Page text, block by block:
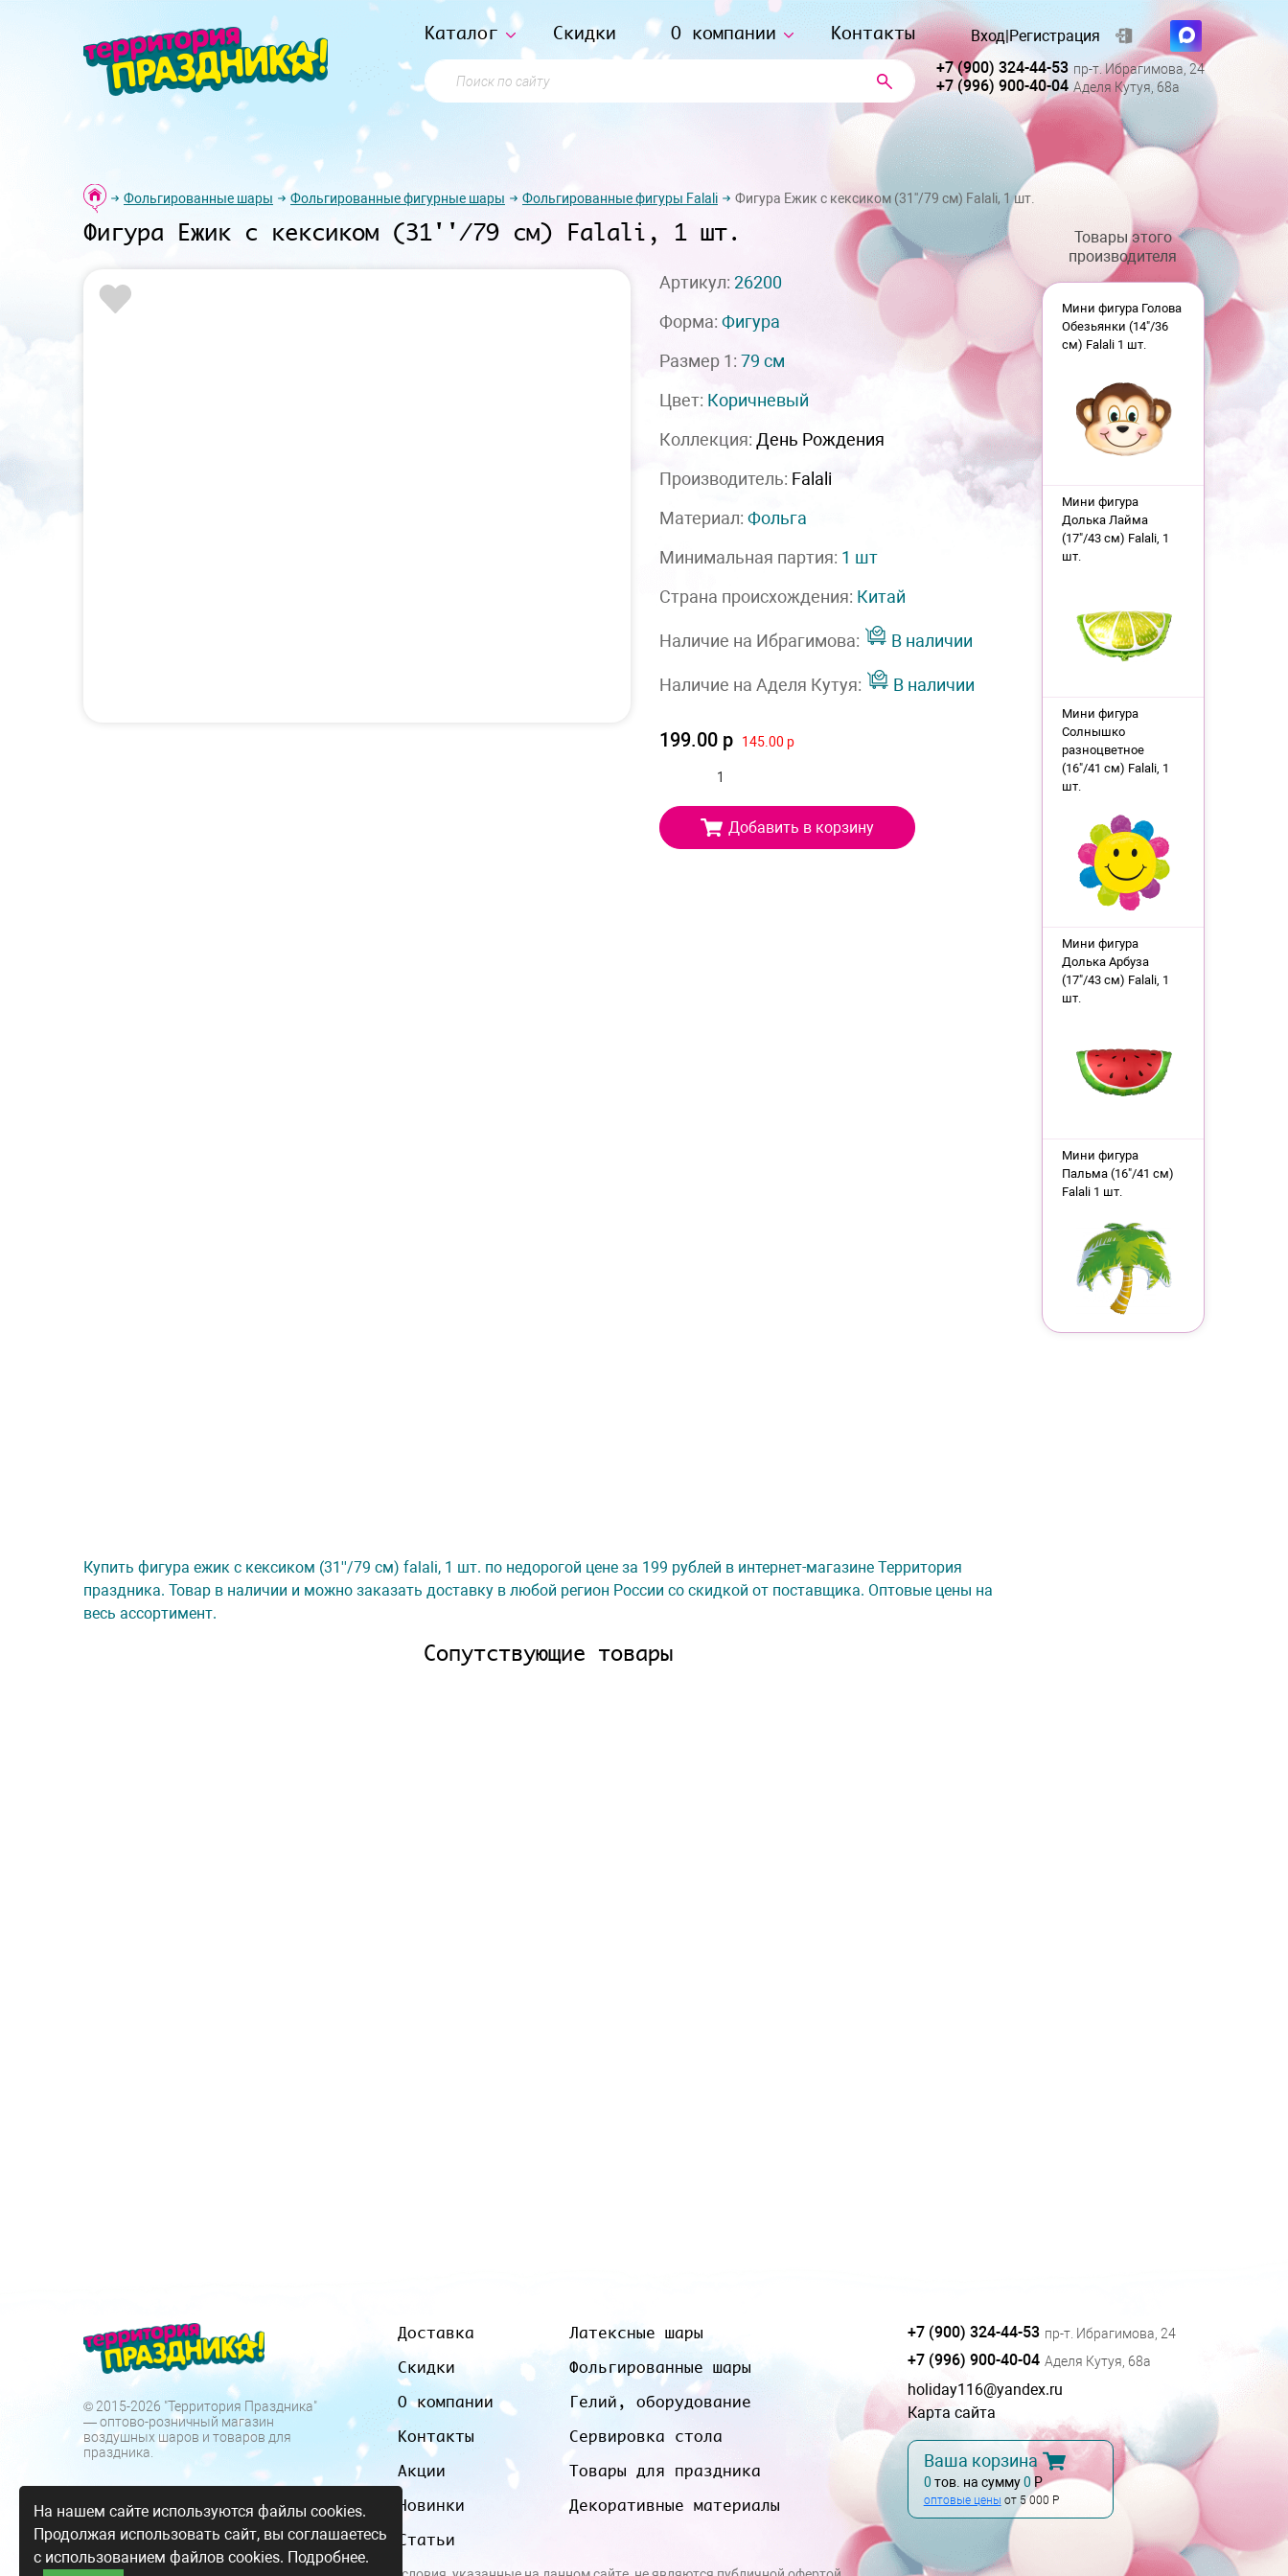
Каталог Скидки О компании Контакты
Поиск по сайту
Вход|Регистрация
+7 (900) 324-44-53 пр-т. Ибрагимова, 24
+7 (996) 900-40-04 Аделя Кутуя, 68а
Фольгированные шары Фольгированные фигурные шары Фольгированные фигуры Falali Фигура Ежик с кексиком (31''/79 см) Falali, 1 шт.
Фигура Ежик с кексиком (31''/79 см) Falali, 1 шт.
Артикул: 26200
Форма: Фигура
Размер 1: 79 см
Цвет: Коричневый
Коллекция: День Рождения
Производитель: Falali
Материал: Фольга
Минимальная партия: 1 шт
Страна происхождения: Китай
Наличие на Ибрагимова: В наличии
Наличие на Аделя Кутуя: В наличии
199.00 р 145.00 р
Добавить в корзину
Купить фигура ежик с кексиком (31''/79 см) falali, 1 шт. по недорогой цене за 199 рублей в интернет-магазине Территория
праздника. Товар в наличии и можно заказать доставку в любой регион России со скидкой от поставщика. Оптовые цены на
весь ассортимент.
Сопутствующие товары
Товары этого
производителя
Мини фигура Голова
Обезьянки (14"/36
см) Falali 1 шт.
Мини фигура
Долька Лайма
(17"/43 см) Falali, 1
шт.
Мини фигура
Солнышко
разноцветное
(16"/41 см) Falali, 1
шт.
Мини фигура
Долька Арбуза
(17"/43 см) Falali, 1
шт.
Мини фигура
Пальма (16"/41 см)
Falali 1 шт.
© 2015-2026 "Территория Праздника"
— оптово-розничный магазин
воздушных шаров и товаров для
праздника.
Доставка
Скидки
О компании
Контакты
Акции
Новинки
Статьи
Латексные шары
Фольгированные шары
Гелий, оборудование
Сервировка стола
Товары для праздника
Декоративные материалы
+7 (900) 324-44-53 пр-т. Ибрагимова, 24
+7 (996) 900-40-04 Аделя Кутуя, 68а
holiday116@yandex.ru
Карта сайта
Ваша корзина
0 тов. на сумму0 Р
оптовые цены от 5 000 Р
На нашем сайте используются файлы cookies.
Продолжая использовать сайт, вы соглашаетесь
с использованием файлов cookies. Подробнее.